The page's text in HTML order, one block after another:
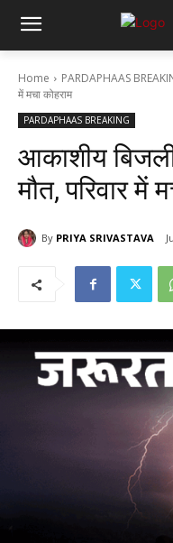
Home PARDAPHAAS
में मचा कोहराम
PARDAPHAAS BREAKING
आकाशीय
मौत, परिवार में
By PRIYA SRIVASTAVA